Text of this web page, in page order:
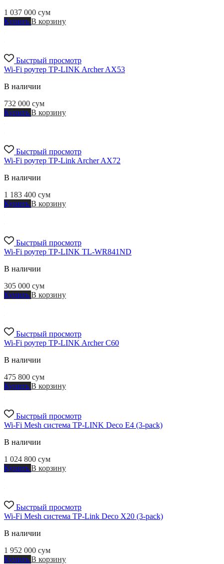
1 037 000 сум
Купить В корзину
Быстрый просмотр
Wi-Fi роутер TP-LINK Archer AX53
В наличии
732 000 сум
Купить В корзину
Быстрый просмотр
Wi-Fi роутер TP-Link Archer AX72
В наличии
1 183 400 сум
Купить В корзину
Быстрый просмотр
Wi-Fi роутер TP-LINK TL-WR841ND
В наличии
305 000 сум
Купить В корзину
Быстрый просмотр
Wi-Fi роутер TP-LINK Archer C60
В наличии
475 800 сум
Купить В корзину
Быстрый просмотр
Wi-Fi Mesh система TP-LINK Deco E4 (3-pack)
В наличии
1 024 800 сум
Купить В корзину
Быстрый просмотр
Wi-Fi Mesh система TP-Link Deco X20 (3-pack)
В наличии
1 952 000 сум
Купить В корзину